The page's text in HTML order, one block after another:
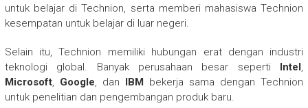
untuk belajar di Technion, serta memberi mahasiswa Technion
kesempatan untuk belajar di luar negeri.
Selain itu, Technion memiliki hubungan erat dengan industri
teknologi global. Banyak perusahaan besar seperti Intel,
Microsoft, Google, dan IBM bekerja sama dengan Technion
untuk penelitian dan pengembangan produk baru.